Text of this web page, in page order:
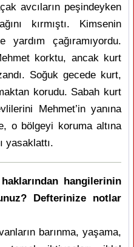
avcıların peşindeyken
kırmıştı. Kimsenin
yardım çağıramıyordu.
korktu, ancak kurt
Soğuk gecede kurt,
korudu. Sabah kurt
Mehmet’in yanına
o bölgeyi koruma altına
yasaklattı.
hangilerinin
Defterinize notlar
barınma, yaşama,